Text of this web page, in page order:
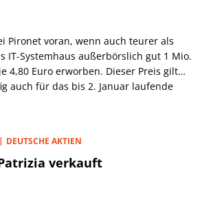
Pironet voran, wenn auch teurer als
IT-Systemhaus außerbörslich gut 1 Mio.
4,80 Euro erworben. Dieser Preis gilt
auch für das bis 2. Januar laufende
Konzernabschluss ausgewiesen werden
DEUTSCHE AKTIEN
verkauft